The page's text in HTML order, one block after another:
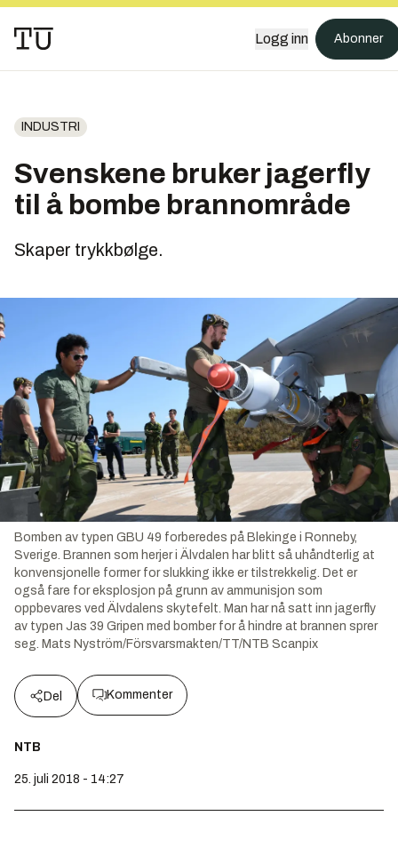
Logg inn Abonner
INDUSTRI
Svenskene bruker jagerfly
til å bombe brannområde
Skaper trykkbølge.
Bomben av typen GBU 49 forberedes på Blekinge i Ronneby,
Sverige. Brannen som herjer i Älvdalen har blitt så uhåndterlig at
konvensjonelle former for slukking ikke er tilstrekkelig. Det er
også fare for eksplosjon på grunn av ammunisjon som
oppbevares ved Älvdalens skytefelt. Man har nå satt inn jagerfly
av typen Jas 39 Gripen med bomber for å hindre at brannen sprer
seg. Mats Nyström/Försvarsmakten/TT/NTB Scanpix
Del Kommenter
NTB
25. juli 2018 - 14:27